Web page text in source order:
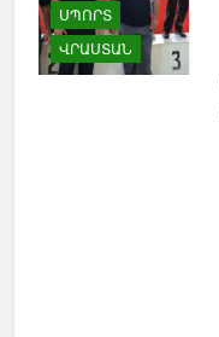
ՍՊՈՐՏ
ՎՐԱՍՏԱՆ